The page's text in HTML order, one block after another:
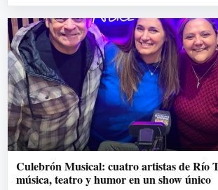
Culebrón Musical: cuatro artistas de Río
música, teatro y humor en un show único